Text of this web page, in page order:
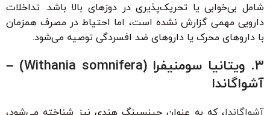
شامل بی‌خوابی یا تحریک‌پذیری در دوزهای بالا باشد. تداخلات
دارویی مهمی گزارش نشده است، اما احتیاط در مصرف همزمان
با داروهای محرک یا داروهای ضد افسردگی توصیه می‌شود.
3. ویتانیا سومنیفرا (Withania somnifera) –
آشواگاندا